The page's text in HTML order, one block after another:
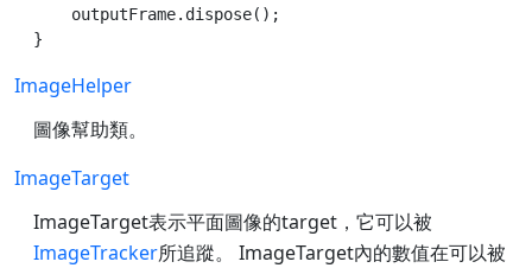
    outputFrame.dispose();
ImageHelper
圖像幫助類。
ImageTarget
ImageTarget表示平面圖像的target，它可以被
ImageTracker所追蹤。 ImageTarget內的數值在可以被